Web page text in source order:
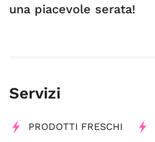
una piacevole serata!
Servizi
PRODOTTI FRESCHI